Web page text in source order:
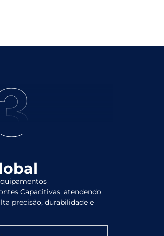
Capacitivas, atendendo
precisão, durabilidade e